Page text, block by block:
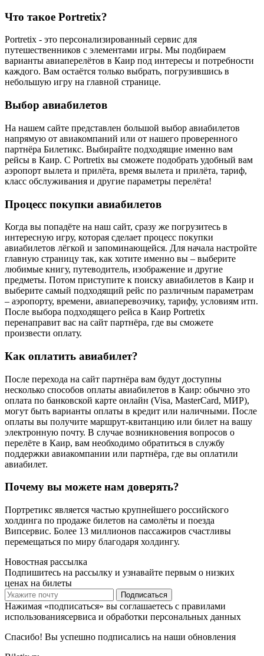
Что такое Portretix?
Portretix - это персонализированный сервис для
путешественников с элементами игры. Мы подбираем
варианты авиаперелётов в Каир под интересы и потребности
каждого. Вам остаётся только выбрать, погрузившись в
небольшую игру на главной странице.
Выбор авиабилетов
На нашем сайте представлен большой выбор авиабилетов
напрямую от авиакомпаний или от нашего проверенного
партнёра Билетикс. Выбирайте подходящие именно вам
рейсы в Каир. С Portretix вы сможете подобрать удобный вам
аэропорт вылета и прилёта, время вылета и прилёта, тариф,
класс обслуживания и другие параметры перелёта!
Процесс покупки авиабилетов
Когда вы попадёте на наш сайт, сразу же погрузитесь в
интересную игру, которая сделает процесс покупки
авиабилетов лёгкой и запоминающейся. Для начала настройте
главную страницу так, как хотите именно вы – выберите
любимые книгу, путеводитель, изображение и другие
предметы. Потом приступите к поиску авиабилетов в Каир и
выберите самый подходящий рейс по различным параметрам
– аэропорту, времени, авиаперевозчику, тарифу, условиям итп.
После выбора подходящего рейса в Каир Portretix
перенаправит вас на сайт партнёра, где вы сможете
произвести оплату.
Как оплатить авиабилет?
После перехода на сайт партнёра вам будут доступны
несколько способов оплаты авиабилетов в Каир: обычно это
оплата по банковской карте онлайн (Visa, MasterCard, МИР),
могут быть варианты оплаты в кредит или наличными. После
оплаты вы получите маршрут-квитанцию или билет на вашу
электронную почту. В случае возникновения вопросов о
перелёте в Каир, вам необходимо обратиться в службу
поддержки авиакомпании или партнёра, где вы оплатили
авиабилет.
Почему вы можете нам доверять?
Портретикс является частью крупнейшего российского
холдинга по продаже билетов на самолёты и поезда
Випсервис. Более 13 миллионов пассажиров счастливы
перемещаться по миру благодаря холдингу.
Новостная рассылка
Подпишитесь на рассылку и узнавайте первым о низких
ценах на билеты
Подписаться
Нажимая «подписаться» вы соглашаетесь с правилами
использованиясервиса и обработки персональных данных
Спасибо! Вы успешно подписались на наши обновления